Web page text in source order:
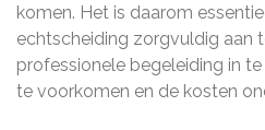
komen. Het is daarom
echtscheiding zorgvuldig aan
professionele begeleiding in
te voorkomen en de kosten